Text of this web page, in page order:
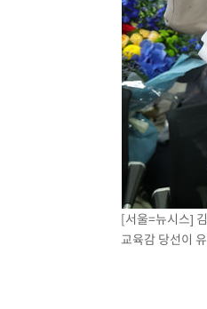
[서울=뉴시스]
교육감 당선이